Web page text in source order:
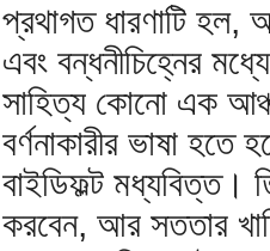
প্রথাগত ধারণাটি হল,
এবং বন্ধনীচিহ্নের
সাহিত্য কোনো এক
বর্ণনাকারীর ভাষা হতে
বাইডিফল্ট মধ্যবিত্ত।
করবেন, আর সততার